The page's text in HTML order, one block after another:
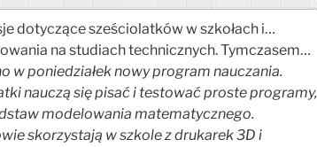
dotyczące sześciolatków w szkołach i…
na studiach technicznych. Tymczasem…
w poniedziałek nowy program nauczania.
nauczą się pisać i testować proste programy,
modelowania matematycznego.
skorzystają w szkole z drukarek 3D i